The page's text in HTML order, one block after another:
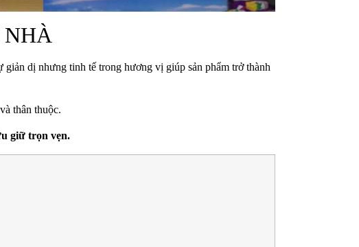
dị nhưng tinh tế trong hương vị giúp sản phẩm trở thành
thân thuộc.
giữ trọn vẹn.